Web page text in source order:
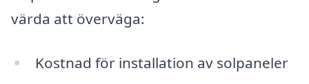
värda att överväga:
Kostnad för installation av solpaneler